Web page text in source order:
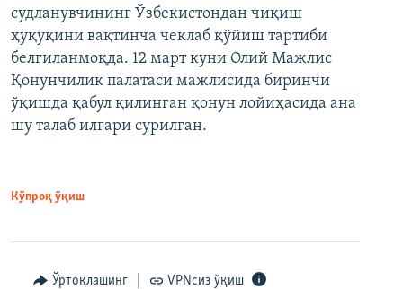
судланувчининг Ўзбекистондан чиқиш
ҳуқуқини вақтинча чеклаб қўйиш тартиби
белгиланмоқда. 12 март куни Олий Мажлис
Қонунчилик палатаси мажлисида биринчи
ўқишда қабул қилинган қонун лойиҳасида ана
шу талаб илгари сурилган.
Кўпроқ ўқиш
Ўртоқлашинг VPNсиз ўқиш